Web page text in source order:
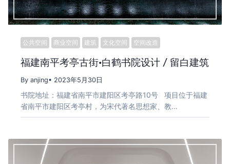
公共空间 商业空间 建筑 文化空间 空间改造
福建南平考亭古街·白鹤书院设计 / 留白建筑
By anjing• 2023年5月30日
书院地址：福建省南平市建阳区考亭路10号 项目位于福建
省南平市建阳区考亭村，为宋代著名思想家、教…